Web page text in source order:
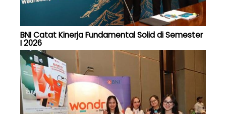
BNI Catat Kinerja Fundamental Solid di Semester
I 2026